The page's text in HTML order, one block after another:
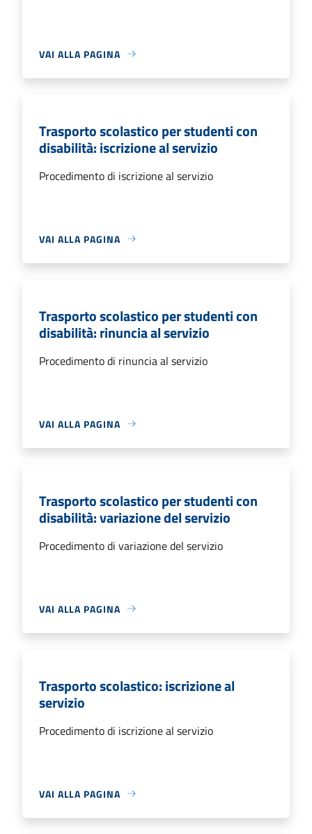
VAI ALLA PAGINA
Trasporto scolastico per studenti con
disabilità: iscrizione al servizio
Procedimento di iscrizione al servizio
VAI ALLA PAGINA
Trasporto scolastico per studenti con
disabilità: rinuncia al servizio
Procedimento di rinuncia al servizio
VAI ALLA PAGINA
Trasporto scolastico per studenti con
disabilità: variazione del servizio
Procedimento di variazione del servizio
VAI ALLA PAGINA
Trasporto scolastico: iscrizione al
servizio
Procedimento di iscrizione al servizio
VAI ALLA PAGINA